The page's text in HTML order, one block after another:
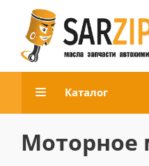
Каталог
Моторное